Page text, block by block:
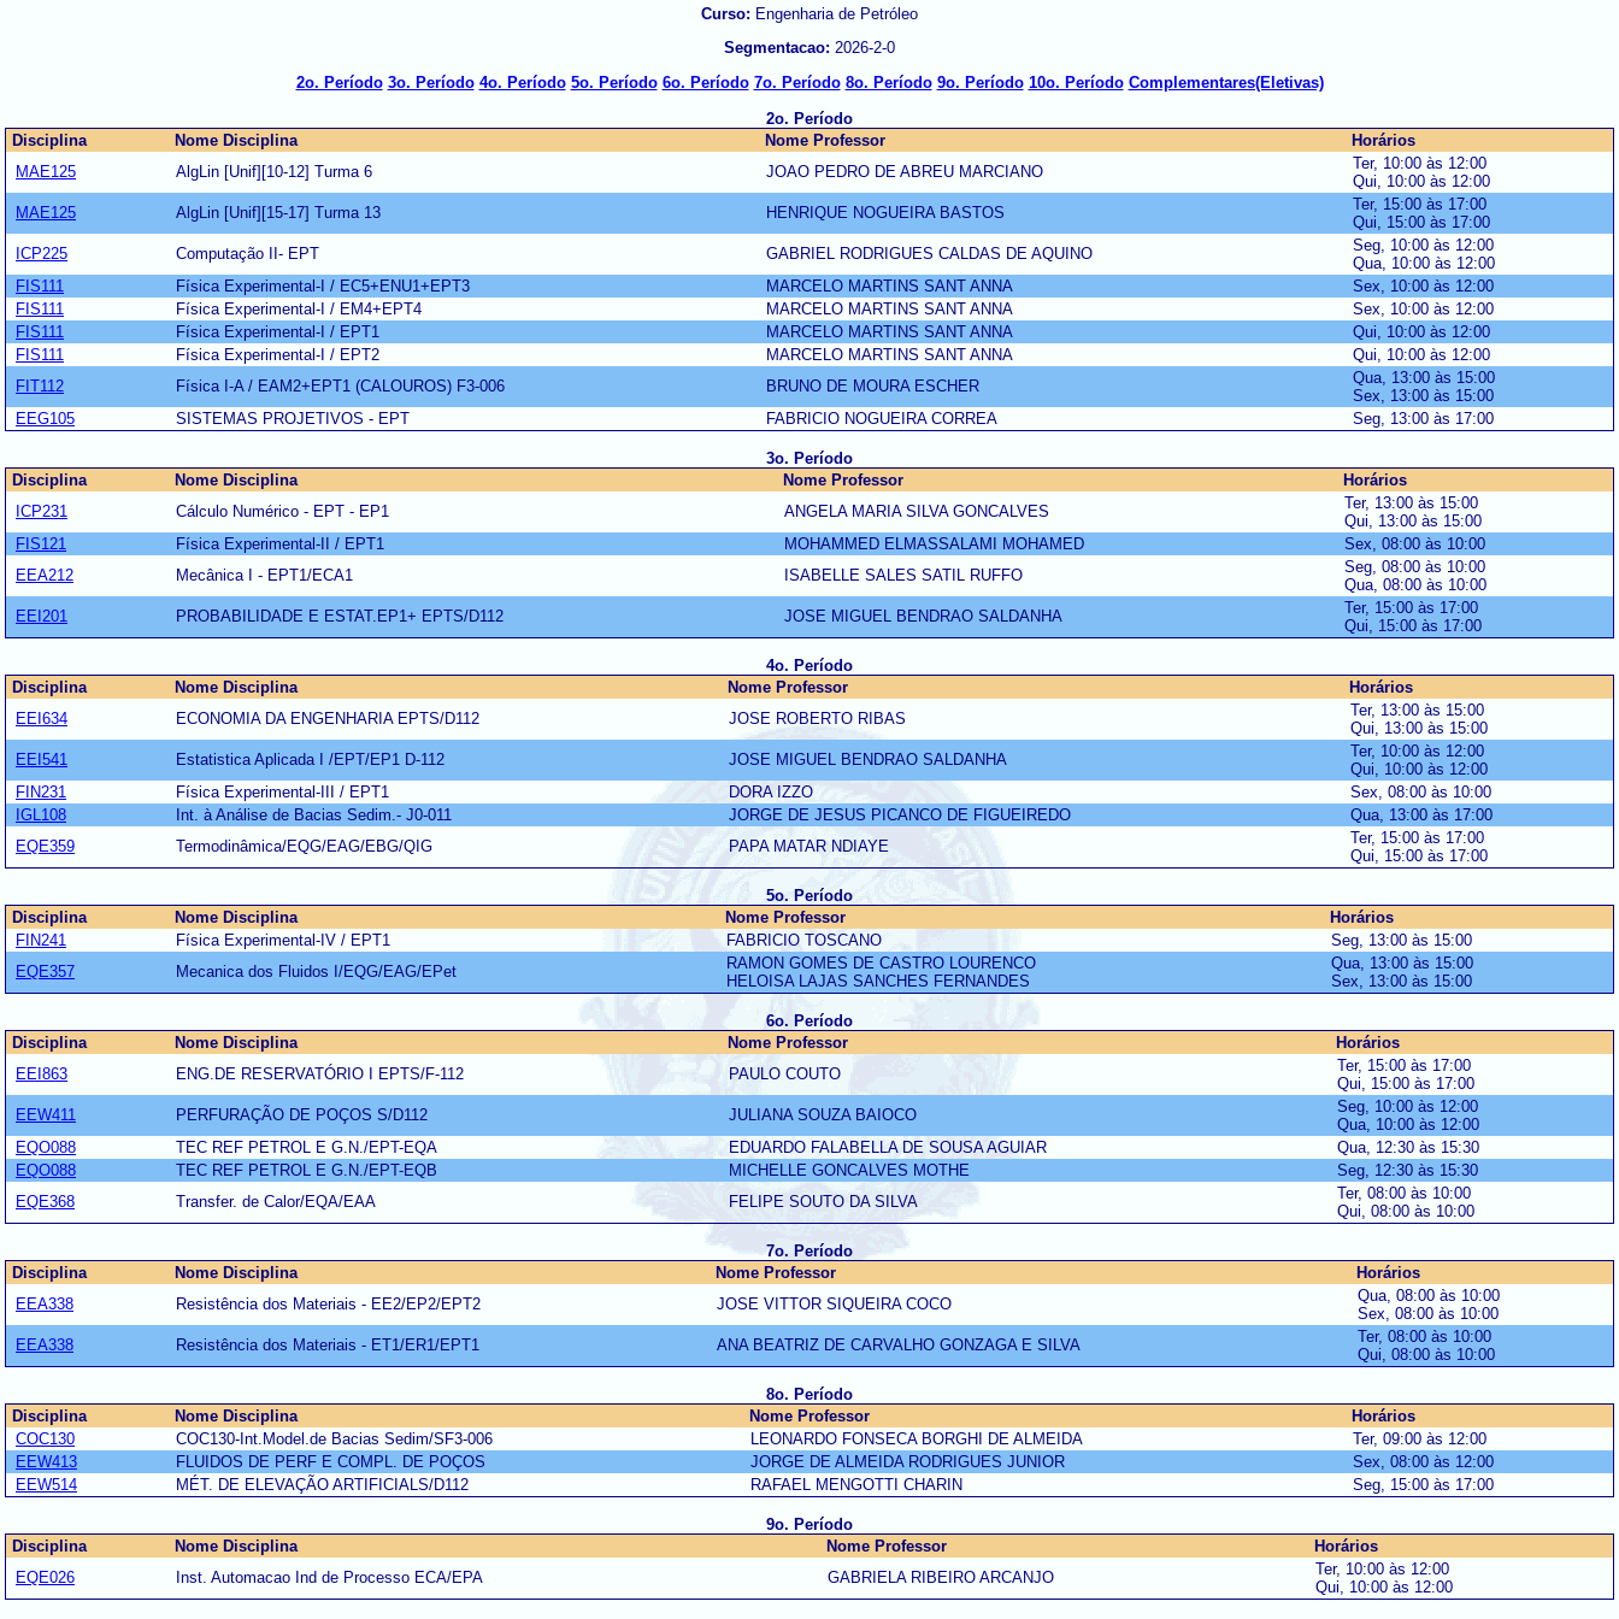
Curso: Engenharia de Petróleo
Segmentacao: 2026-2-0
2o. Período 3o. Período 4o. Período 5o. Período 6o. Período 7o. Período 8o. Período 9o. Período 10o. Período Complementares(Eletivas)
2o. Período
Disciplina
Nome Disciplina Nome Professor
Horários
MAE125
AlgLin [Unif][10-12] Turma 6 JOAO PEDRO DE ABREU MARCIANO
Ter, 10:00 às 12:00
Qui, 10:00 às 12:00
MAE125
AlgLin [Unif][15-17] Turma 13 HENRIQUE NOGUEIRA BASTOS
Ter, 15:00 às 17:00
Qui, 15:00 às 17:00
ICP225
Computação II- EPT GABRIEL RODRIGUES CALDAS DE AQUINO
Seg, 10:00 às 12:00
Qua, 10:00 às 12:00
FIS111
Física Experimental-I / EC5+ENU1+EPT3 MARCELO MARTINS SANT ANNA
Sex, 10:00 às 12:00
FIS111
Física Experimental-I / EM4+EPT4 MARCELO MARTINS SANT ANNA
Sex, 10:00 às 12:00
FIS111
Física Experimental-I / EPT1 MARCELO MARTINS SANT ANNA
Qui, 10:00 às 12:00
FIS111
Física Experimental-I / EPT2 MARCELO MARTINS SANT ANNA
Qui, 10:00 às 12:00
FIT112
Física I-A / EAM2+EPT1 (CALOUROS) F3-006 BRUNO DE MOURA ESCHER
Qua, 13:00 às 15:00
Sex, 13:00 às 15:00
EEG105
SISTEMAS PROJETIVOS - EPT FABRICIO NOGUEIRA CORREA Seg, 13:00 às 17:00
3o. Período
Disciplina
Nome Disciplina Nome Professor
Horários
ICP231
Cálculo Numérico - EPT - EP1 ANGELA MARIA SILVA GONCALVES
Ter, 13:00 às 15:00
Qui, 13:00 às 15:00
FIS121
Física Experimental-II / EPT1 MOHAMMED ELMASSALAMI MOHAMED
Sex, 08:00 às 10:00
EEA212
Mecânica I - EPT1/ECA1 ISABELLE SALES SATIL RUFFO
Seg, 08:00 às 10:00
Qua, 08:00 às 10:00
EEI201
PROBABILIDADE E ESTAT.EP1+ EPTS/D112 JOSE MIGUEL BENDRAO SALDANHA
Ter, 15:00 às 17:00
Qui, 15:00 às 17:00
4o. Período
Disciplina
Nome Disciplina Nome Professor
Horários
EEI634
ECONOMIA DA ENGENHARIA EPTS/D112 JOSE ROBERTO RIBAS
Ter, 13:00 às 15:00
Qui, 13:00 às 15:00
EEI541
Estatistica Aplicada I /EPT/EP1 D-112 JOSE MIGUEL BENDRAO SALDANHA
Ter, 10:00 às 12:00
Qui, 10:00 às 12:00
FIN231
Física Experimental-III / EPT1 DORA IZZO
Sex, 08:00 às 10:00
IGL108
Int. à Análise de Bacias Sedim.- J0-011 JORGE DE JESUS PICANCO DE FIGUEIREDO
Qua, 13:00 às 17:00
EQE359
Termodinâmica/EQG/EAG/EBG/QIG PAPA MATAR NDIAYE
Ter, 15:00 às 17:00
Qui, 15:00 às 17:00
5o. Período
Disciplina
Nome Disciplina Nome Professor
Horários
FIN241
Física Experimental-IV / EPT1 FABRICIO TOSCANO
Seg, 13:00 às 15:00
EQE357
Mecanica dos Fluidos I/EQG/EAG/EPet
RAMON GOMES DE CASTRO LOURENCO
HELOISA LAJAS SANCHES FERNANDES
Qua, 13:00 às 15:00
Sex, 13:00 às 15:00
6o. Período
Disciplina
Nome Disciplina Nome Professor
Horários
EEI863
ENG.DE RESERVATÓRIO I EPTS/F-112 PAULO COUTO
Ter, 15:00 às 17:00
Qui, 15:00 às 17:00
EEW411
PERFURAÇÃO DE POÇOS S/D112 JULIANA SOUZA BAIOCO
Seg, 10:00 às 12:00
Qua, 10:00 às 12:00
EQO088
TEC REF PETROL E G.N./EPT-EQA EDUARDO FALABELLA DE SOUSA AGUIAR
Qua, 12:30 às 15:30
EQO088
TEC REF PETROL E G.N./EPT-EQB MICHELLE GONCALVES MOTHE
Seg, 12:30 às 15:30
EQE368
Transfer. de Calor/EQA/EAA FELIPE SOUTO DA SILVA
Ter, 08:00 às 10:00
Qui, 08:00 às 10:00
7o. Período
Disciplina
Nome Disciplina Nome Professor
Horários
EEA338
Resistência dos Materiais - EE2/EP2/EPT2 JOSE VITTOR SIQUEIRA COCO
Qua, 08:00 às 10:00
Sex, 08:00 às 10:00
EEA338
Resistência dos Materiais - ET1/ER1/EPT1 ANA BEATRIZ DE CARVALHO GONZAGA E SILVA
Ter, 08:00 às 10:00
Qui, 08:00 às 10:00
8o. Período
Disciplina
Nome Disciplina Nome Professor
Horários
COC130
COC130-Int.Model.de Bacias Sedim/SF3-006 LEONARDO FONSECA BORGHI DE ALMEIDA
Ter, 09:00 às 12:00
EEW413
FLUIDOS DE PERF E COMPL. DE POÇOS JORGE DE ALMEIDA RODRIGUES JUNIOR
Sex, 08:00 às 12:00
EEW514
MÉT. DE ELEVAÇÃO ARTIFICIALS/D112 RAFAEL MENGOTTI CHARIN Seg, 15:00 às 17:00
9o. Período
Disciplina
Nome Disciplina Nome Professor
Horários
EQE026
Inst. Automacao Ind de Processo ECA/EPA GABRIELA RIBEIRO ARCANJO
Ter, 10:00 às 12:00
Qui, 10:00 às 12:00